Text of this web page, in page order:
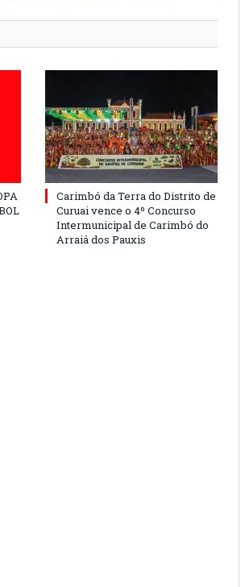
Carimbó da Terra do Distrito de
Curuai vence o 4º Concurso
Intermunicipal de Carimbó do
Arraiá dos Pauxis